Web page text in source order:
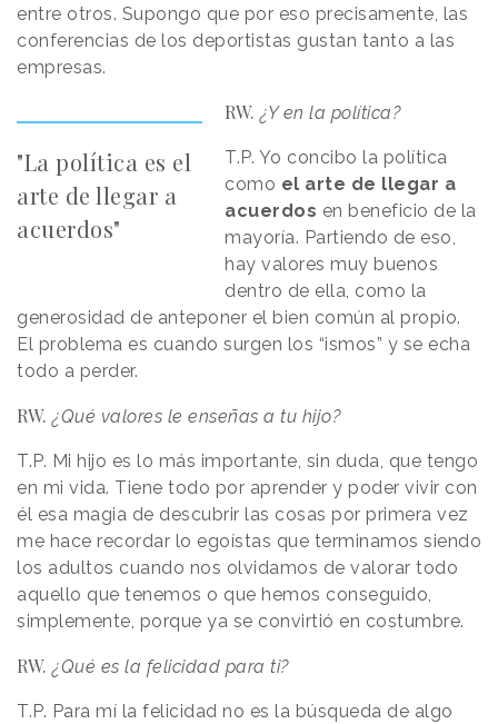
entre otros. Supongo que por eso precisamente, las
conferencias de los deportistas gustan tanto a las
empresas.
"La política es el
arte de llegar a
acuerdos"
RW. ¿Y en la política?
T.P. Yo concibo la política
como el arte de llegar a
acuerdos en beneficio de la
mayoría. Partiendo de eso,
hay valores muy buenos
dentro de ella, como la
generosidad de anteponer el bien común al propio.
El problema es cuando surgen los “ismos” y se echa
todo a perder.
RW. ¿Qué valores le enseñas a tu hijo?
T.P. Mi hijo es lo más importante, sin duda, que tengo
en mi vida. Tiene todo por aprender y poder vivir con
él esa magia de descubrir las cosas por primera vez
me hace recordar lo egoístas que terminamos siendo
los adultos cuando nos olvidamos de valorar todo
aquello que tenemos o que hemos conseguido,
simplemente, porque ya se convirtió en costumbre.
RW. ¿Qué es la felicidad para ti?
T.P. Para mí la felicidad no es la búsqueda de algo